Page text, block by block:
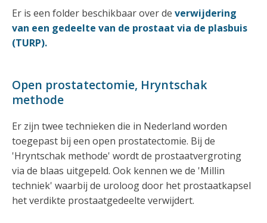
Er is een folder beschikbaar over de verwijdering
van een gedeelte van de prostaat via de plasbuis
(TURP).
Open prostatectomie, Hryntschak
methode
Er zijn twee technieken die in Nederland worden
toegepast bij een open prostatectomie. Bij de
'Hryntschak methode' wordt de prostaatvergroting
via de blaas uitgepeld. Ook kennen we de 'Millin
techniek' waarbij de uroloog door het prostaatkapsel
het verdikte prostaatgedeelte verwijdert.